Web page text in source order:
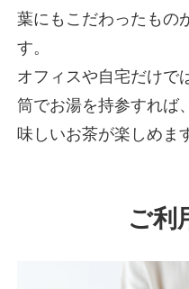
葉にもこだわったもの
す。
オフィスや自宅だけで
筒でお湯を持参すれば
味しいお茶が楽しめま
ご利